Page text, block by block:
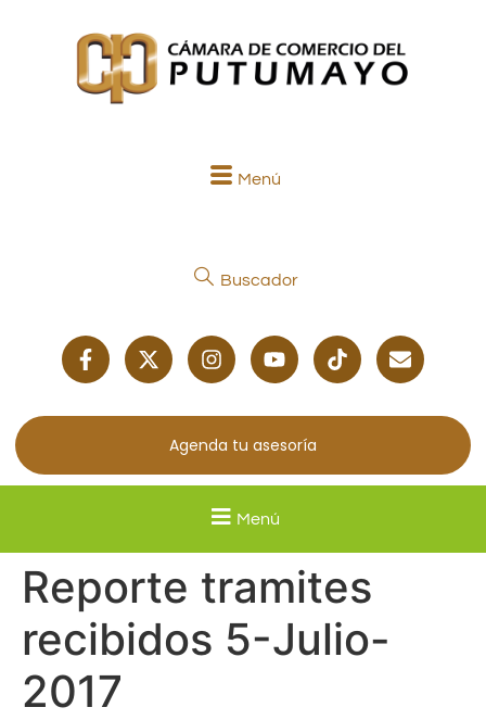
Menú
Buscador
Agenda tu asesoría
Menú
Reporte tramites
recibidos 5-Julio-
2017